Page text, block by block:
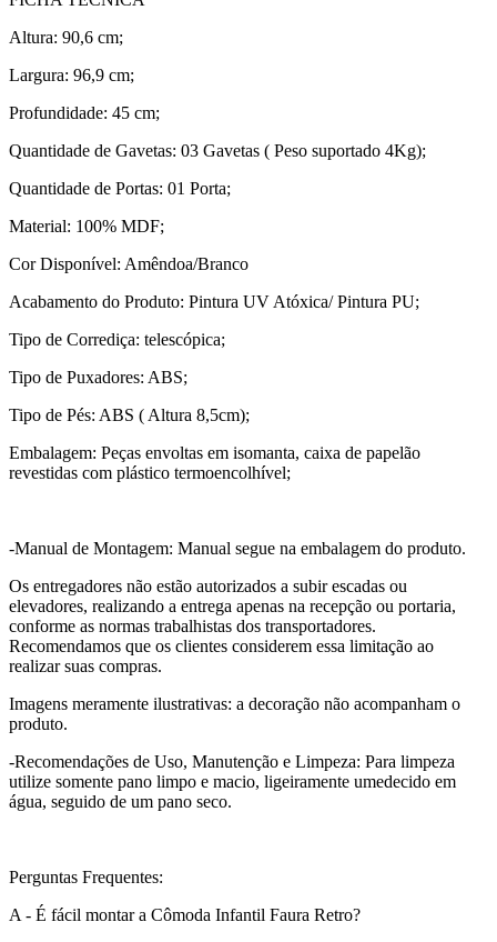
Altura: 90,6 cm;
Largura: 96,9 cm;
Profundidade: 45 cm;
Quantidade de Gavetas: 03 Gavetas ( Peso suportado 4Kg);
Quantidade de Portas: 01 Porta;
Material: 100% MDF;
Cor Disponível: Amêndoa/Branco
Acabamento do Produto: Pintura UV Atóxica/ Pintura PU;
Tipo de Corrediça: telescópica;
Tipo de Puxadores: ABS;
Tipo de Pés: ABS ( Altura 8,5cm);
Embalagem: Peças envoltas em isomanta, caixa de papelão
revestidas com plástico termoencolhível;
-Manual de Montagem: Manual segue na embalagem do produto.
Os entregadores não estão autorizados a subir escadas ou
elevadores, realizando a entrega apenas na recepção ou portaria,
conforme as normas trabalhistas dos transportadores.
Recomendamos que os clientes considerem essa limitação ao
realizar suas compras.
Imagens meramente ilustrativas: a decoração não acompanham o
produto.
-Recomendações de Uso, Manutenção e Limpeza: Para limpeza
utilize somente pano limpo e macio, ligeiramente umedecido em
água, seguido de um pano seco.
Perguntas Frequentes:
A - É fácil montar a Cômoda Infantil Faura Retro?